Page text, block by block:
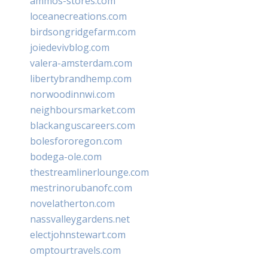
loceanecreations.com
birdsongridgefarm.com
joiedevivblog.com
valera-amsterdam.com
libertybrandhemp.com
norwoodinnwi.com
neighboursmarket.com
blackanguscareers.com
bolesfororegon.com
bodega-ole.com
thestreamlinerlounge.com
mestrinorubanofc.com
novelatherton.com
nassvalleygardens.net
electjohnstewart.com
omptourtravels.com